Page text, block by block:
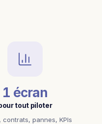
1 écran
tout piloter
contrats, pannes, KPIs